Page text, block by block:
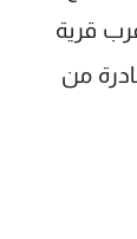
قرية
من